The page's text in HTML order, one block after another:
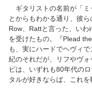
ギタリストの名前が「ミ
とからもわかる通り、彼
Row、Rattと言った、い
を受けたもの。『Plead
も、実にハードでヘヴィ
紀のそれだが、リフやヴ
ビは、いずれも80年代の
タルが好きならば、これ